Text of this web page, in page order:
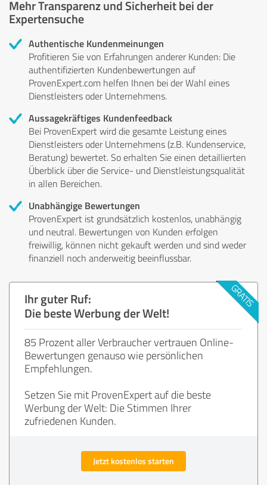
Mehr Transparenz und Sicherheit bei der
Expertensuche
Authentische Kundenmeinungen
Profitieren Sie von Erfahrungen anderer Kunden: Die
authentifizierten Kundenbewertungen auf
ProvenExpert.com helfen Ihnen bei der Wahl eines
Dienstleisters oder Unternehmens.
Aussagekräftiges Kundenfeedback
Bei ProvenExpert wird die gesamte Leistung eines
Dienstleisters oder Unternehmens (z.B. Kundenservice,
Beratung) bewertet. So erhalten Sie einen detaillierten
Überblick über die Service- und Dienstleistungsqualität
in allen Bereichen.
Unabhängige Bewertungen
ProvenExpert ist grundsätzlich kostenlos, unabhängig
und neutral. Bewertungen von Kunden erfolgen
freiwillig, können nicht gekauft werden und sind weder
finanziell noch anderweitig beeinflussbar.
Ihr guter Ruf:
Die beste Werbung der Welt!
85 Prozent aller Verbraucher vertrauen Online-
Bewertungen genauso wie persönlichen
Empfehlungen.
Setzen Sie mit ProvenExpert auf die beste
Werbung der Welt: Die Stimmen Ihrer
zufriedenen Kunden.
Jetzt kostenlos starten